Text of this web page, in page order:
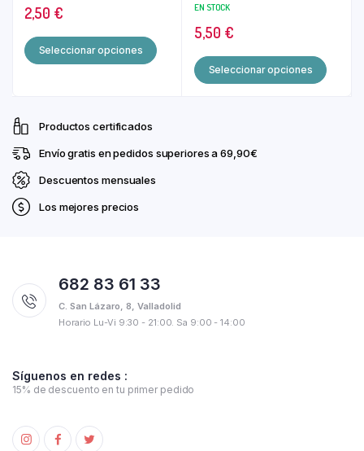
la
página
la
2,50 €
Seleccionar opciones
Este
producto
opciones
página
de
producto
EN STOCK
5,50 €
Seleccionar opciones
Este
Productos certificados
Envío gratis en pedidos superiores a 69,90€
Descuentos mensuales
Los mejores precios
682 83 61 33
C. San Lázaro, 8, Valladolid
Horario Lu-Vi 9:30 - 21:00. Sa 9:00 - 14:00
Síguenos en redes :
15% de descuento en tu primer pedido